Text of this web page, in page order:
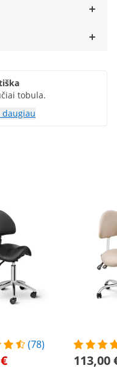
tobula.
daugiau
(78)
113,00